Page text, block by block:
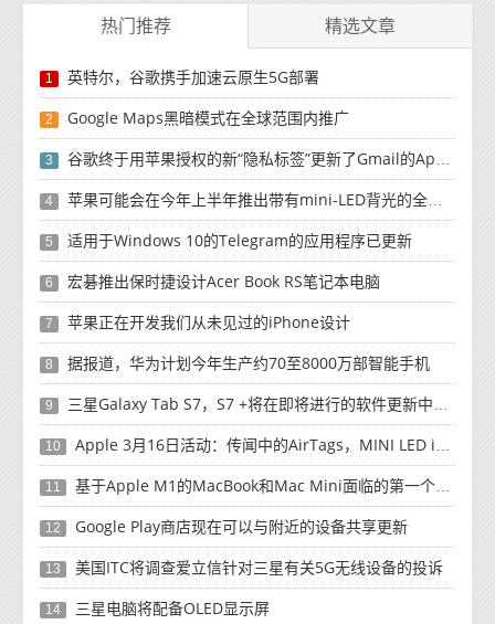
热门推荐 精选文章
1 英特尔，谷歌携手加速云原生5G部署
2 Google Maps黑暗模式在全球范围内推广
3 谷歌终于用苹果授权的新“隐私标签”更新了Gmail的App Store列表
4 苹果可能会在今年上半年推出带有mini-LED背光的全新12.9英寸iPad Pro
5 适用于Windows 10的Telegram的应用程序已更新
6 宏碁推出保时捷设计Acer Book RS笔记本电脑
7 苹果正在开发我们从未见过的iPhone设计
8 据报道，华为计划今年生产约70至8000万部智能手机
9 三星Galaxy Tab S7，S7 +将在即将进行的软件更新中获得新功能
10 Apple 3月16日活动：传闻中的AirTags，MINI LED iPad Pro可能推出
11 基于Apple M1的MacBook和Mac Mini面临的第一个恶意软件
12 Google Play商店现在可以与附近的设备共享更新
13 美国ITC将调查爱立信针对三星有关5G无线设备的投诉
14 三星电脑将配备OLED显示屏